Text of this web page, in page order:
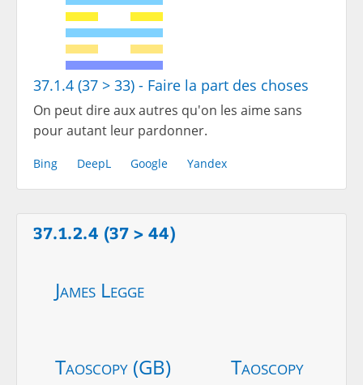
37.1.4 (37 > 33) - Faire la part des choses
On peut dire aux autres qu'on les aime sans
pour autant leur pardonner.
Bing DeepL Google Yandex
37.1.2.4 (37 > 44)
James Legge
Taoscopy (GB) Taoscopy